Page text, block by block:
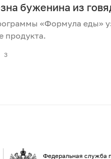
буженина из
«Формула еды»
продукта.
3
Федеральная служба